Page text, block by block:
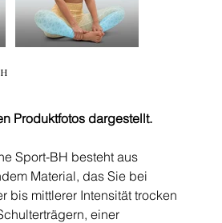
Produktfotos dargestellt.
Sport-BH besteht aus
Material, das Sie bei
bis mittlerer Intensität trocken
einer